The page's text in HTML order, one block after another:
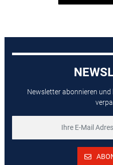
Newsletter abonnieren